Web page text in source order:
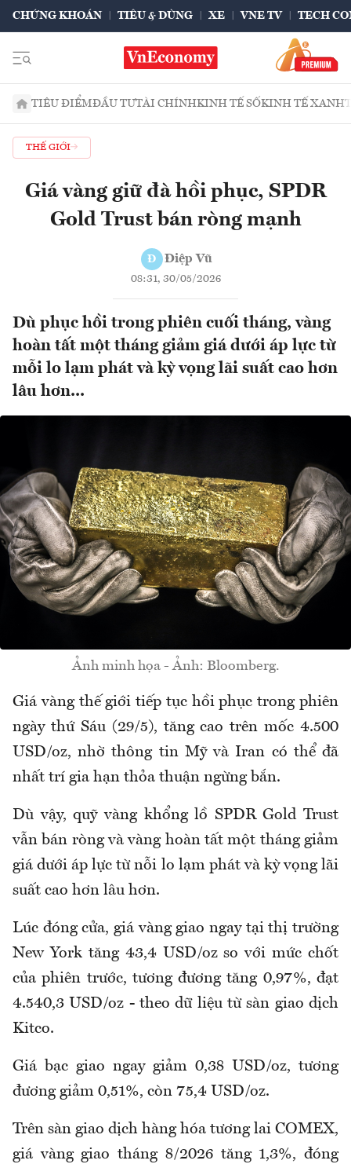
CHỨNG KHOÁN TIÊU & DÙNG XE VNE TV TECH
TIÊU ĐIỂMĐẦU TƯTÀI CHÍNHKINH TẾ SỐKINH TẾ XANH
THẾ GIỚI
Giá vàng giữ đà hồi phục, SPDR
Gold Trust bán ròng mạnh
Đ Điệp Vũ
08:31, 30/05/2026
Dù phục hồi trong phiên cuối tháng, vàng
hoàn tất một tháng giảm giá dưới áp lực từ
mỗi lo lạm phát và kỳ vọng lãi suất cao hơn
lâu hơn...
Ảnh minh họa - Ảnh: Bloomberg.
Giá vàng thế giới tiếp tục hồi phục trong phiên
ngày thứ Sáu (29/5), tăng cao trên mốc 4.500
USD/oz, nhờ thông tin Mỹ và Iran có thể đã
nhất trí gia hạn thỏa thuận ngừng bắn.
Dù vậy, quỹ vàng khổng lồ SPDR Gold Trust
vẫn bán ròng và vàng hoàn tất một tháng giảm
giá dưới áp lực từ nỗi lo lạm phát và kỳ vọng lãi
suất cao hơn lâu hơn.
Lúc đóng cửa, giá vàng giao ngay tại thị trường
New York tăng 43,4 USD/oz so với mức chốt
của phiên trước, tương đương tăng 0,97%, đạt
4.540,3 USD/oz - theo dữ liệu từ sàn giao dịch
Kitco.
Giá bạc giao ngay giảm 0,38 USD/oz, tương
đương giảm 0,51%, còn 75,4 USD/oz.
Trên sàn giao dịch hàng hóa tương lai COMEX,
giá vàng giao tháng 8/2026 tăng 1,3%, đóng